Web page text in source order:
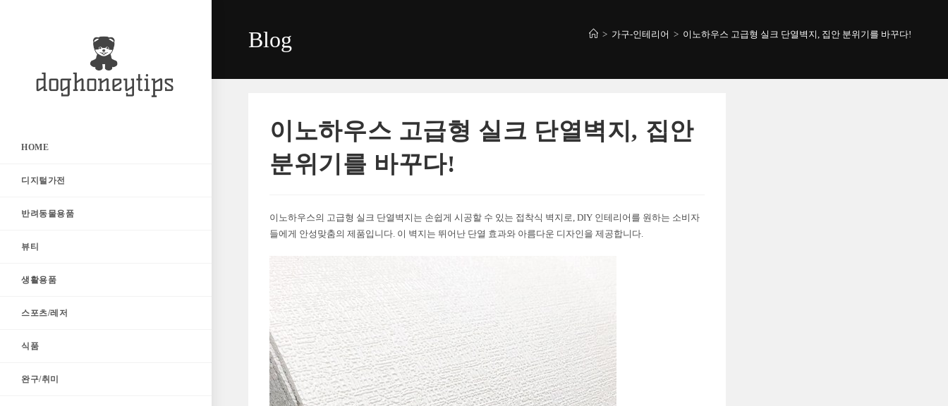
HOME
디지털가전
반려동물용품
뷰티
생활용품
스포츠/레저
식품
완구/취미
Blog > 가구-인테리어 > 이노하우스 고급형 실크 단열벽지, 집안 분위기를 바꾸다!
이노하우스 고급형 실크 단열벽지, 집안
분위기를 바꾸다!
이노하우스의 고급형 실크 단열벽지는 손쉽게 시공할 수 있는 접착식 벽지로, DIY 인테리어를 원하는 소비자
들에게 안성맞춤의 제품입니다. 이 벽지는 뛰어난 단열 효과와 아름다운 디자인을 제공합니다.